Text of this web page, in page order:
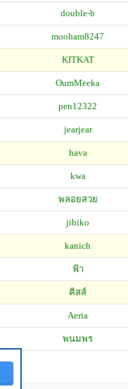
double-b
mooham8247
KITKAT
OumMeeka
pen12322
jearjear
hava
kwa
พลอยสวย
jibiko
kanich
ฟ้า
คิสส์
Aeria
พนมพร